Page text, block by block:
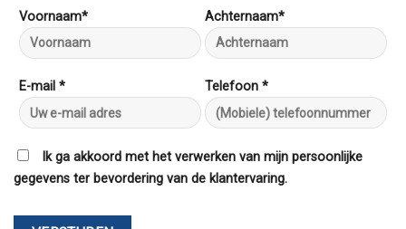
Voornaam* Achternaam*
E-mail * Telefoon *
Ik ga akkoord met het verwerken van mijn persoonlijke
gegevens ter bevordering van de klantervaring.